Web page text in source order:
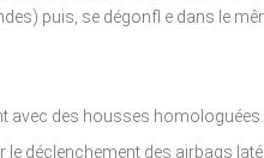
puis, se dégonfl e dans le
avec des housses homologuées.
le déclenchement des airbags